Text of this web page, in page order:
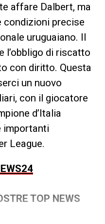
affare Dalbert, ma
condizioni precise
uruguaiano. Il
l’obbligo di riscatto
con diritto. Questa
un nuovo
con il giocatore
d’Italia
importanti
League.
TOP NEWS